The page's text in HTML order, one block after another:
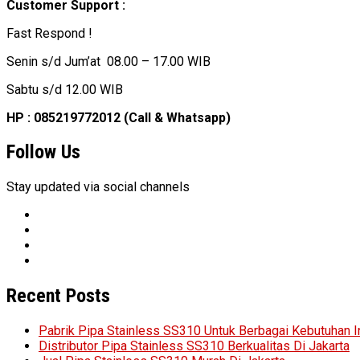
Customer Support :
Fast Respond !
Senin s/d Jum’at 08.00 – 17.00 WIB
Sabtu s/d 12.00 WIB
HP : 085219772012 (Call & Whatsapp)
Follow Us
Stay updated via social channels
Recent Posts
Pabrik Pipa Stainless SS310 Untuk Berbagai Kebutuhan
Distributor Pipa Stainless SS310 Berkualitas Di Jakarta